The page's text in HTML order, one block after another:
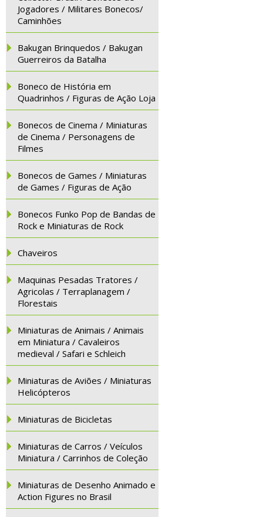
Jogadores / Militares Bonecos/
Caminhões
Bakugan Brinquedos / Bakugan
Guerreiros da Batalha
Boneco de História em
Quadrinhos / Figuras de Ação Loja
Bonecos de Cinema / Miniaturas
de Cinema / Personagens de
Filmes
Bonecos de Games / Miniaturas
de Games / Figuras de Ação
Bonecos Funko Pop de Bandas de
Rock e Miniaturas de Rock
Chaveiros
Maquinas Pesadas Tratores /
Agricolas / Terraplanagem /
Florestais
Miniaturas de Animais / Animais
em Miniatura / Cavaleiros
medieval / Safari e Schleich
Miniaturas de Aviões / Miniaturas
Helicópteros
Miniaturas de Bicicletas
Miniaturas de Carros / Veículos
Miniatura / Carrinhos de Coleção
Miniaturas de Desenho Animado e
Action Figures no Brasil